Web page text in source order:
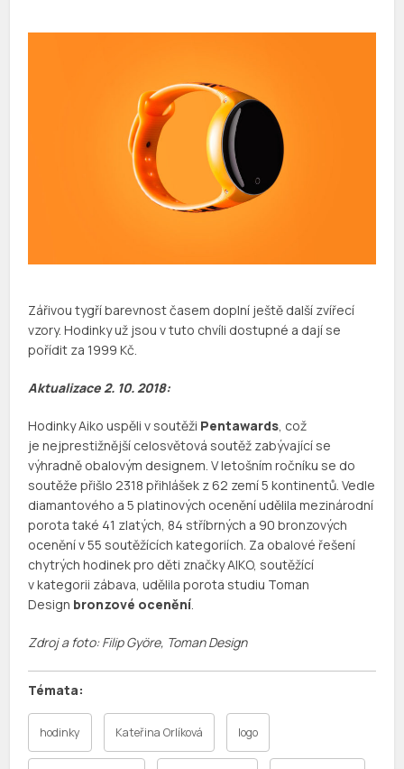
Zářivou tygří barevnost časem doplní ještě další zvířecí
vzory. Hodinky už jsou v tuto chvíli dostupné a dají se
pořídit za 1999 Kč.
Aktualizace 2. 10. 2018:
Hodinky Aiko uspěli v soutěži Pentawards, což
je nejprestižnější celosvětová soutěž zabývající se
výhradně obalovým designem. V letošním ročníku se do
soutěže přišlo 2318 přihlášek z 62 zemí 5 kontinentů. Vedle
diamantového a 5 platinových ocenění udělila mezinárodní
porota také 41 zlatých, 84 stříbrných a 90 bronzových
ocenění v 55 soutěžících kategoriích. Za obalové řešení
chytrých hodinek pro děti značky AIKO, soutěžící
v kategorii zábava, udělila porota studiu Toman
Design bronzové ocenění.
Zdroj a foto: Filip Györe, Toman Design
hodinky Kateřina Orlíková logo